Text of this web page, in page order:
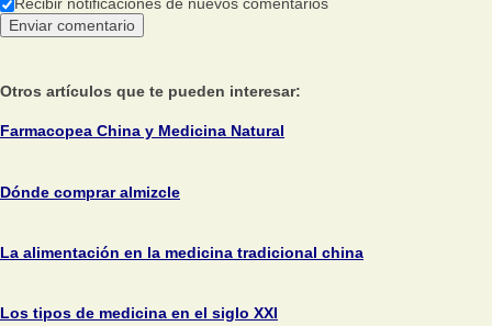
Otros artículos que te pueden interesar:
Farmacopea China y Medicina Natural
Dónde comprar almizcle
La alimentación en la medicina tradicional china
Los tipos de medicina en el siglo XXI